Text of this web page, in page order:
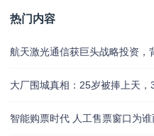
热门内容
航天激光通信获巨头战略投资，
大厂围城真相：25岁被捧上天，
智能购票时代 人工售票窗口为谁